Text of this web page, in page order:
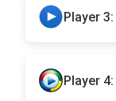
Player 3:
Player 4: